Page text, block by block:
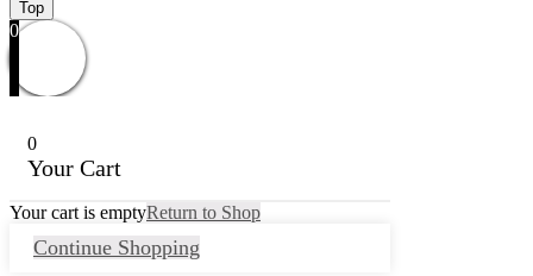
Top
0
0
Your Cart
Your cart is emptyReturn to Shop
Continue Shopping